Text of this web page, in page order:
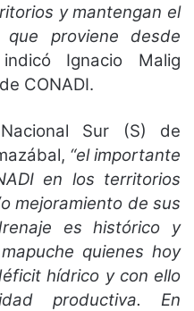
y mantengan el
proviene desde
Ignacio Malig
CONADI.
Sur (S) de
“el importante
en los territorios
mejoramiento de sus
es histórico y
quienes hoy
hídrico y con ello
productiva. En